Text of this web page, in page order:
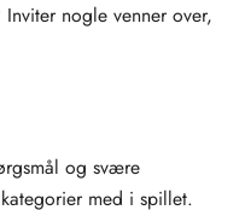
nogle venner over,
og svære
med i spillet.